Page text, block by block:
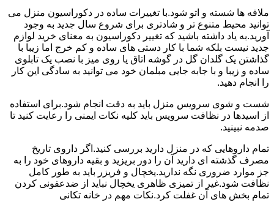
ملافه ها شسته و اتو شود.با تغییرات ساده در دکوراسیون منزل می
توانید محیط متنوع تر و شادتری برای شروع سال جدید به وجود
آورید.به یاد داشته باشید که تغییر دکوراسیون به معنای خرید لوازم
جدید نیست بلکه شما با کار دستی های ساده و کم خرج اما زیبا با
گذاشتن یک گلدان گل در گوشه اتاق یا روی میز با نصب یک تابلوی
ساده و زیبا و با جابه جایی مبلمان خود می توانید به سادگی این کار
را انجام دهید.
شست و شوی سرویس منزل باید به دقت انجام شود.برای استفاده
از اسیدها در نظافت سرویس باید کلیه نکات ایمنی را رعایت کنید تا
صدمه نبینید.
تمام داروهایی که در منزل دارید بررسی کنید.اگر داروی تاریخ
مصرف گذشته ای دارید آن را دور بریزید و بقیه داروهای خود را به
جز موارد ضروری نگه ندارید.یخچال و فریزر باید به طور کامل
نظافت شود.غیر از تمیزی ظاهری یخچال نباید از ضدعفونی کردن
تمام بخش های آن غفلت کرد.نکات مهم در خانه تکانی